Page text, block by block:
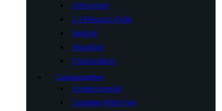
Zeltzubehör
2-3-Personen-Zelte
Jagdzelt
Strandzelt
Ultraleichtzelt
Campingmöbel
Armlehnenstuhl
Camping-Möbel-Set